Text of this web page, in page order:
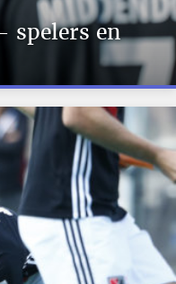
spelers en